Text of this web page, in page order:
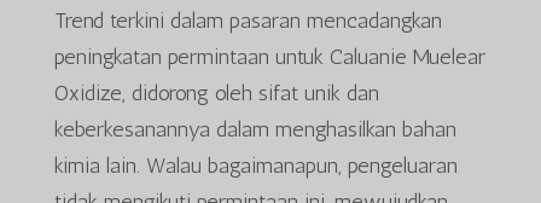
Trend terkini dalam pasaran mencadangkan
peningkatan permintaan untuk Caluanie Muelear
Oxidize, didorong oleh sifat unik dan
keberkesanannya dalam menghasilkan bahan
kimia lain. Walau bagaimanapun, pengeluaran